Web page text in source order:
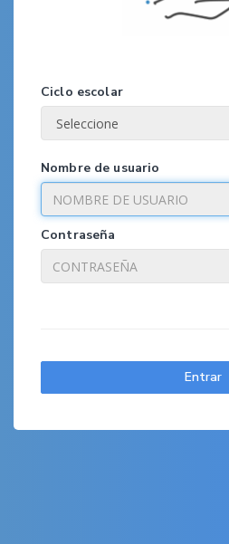
Ciclo escolar
Nombre de usuario
Contraseña